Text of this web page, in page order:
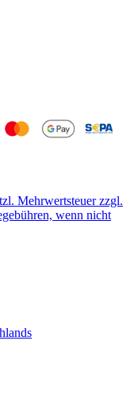
Mehrwertsteuer zzgl.
wenn nicht